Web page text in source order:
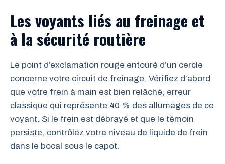
Les voyants liés au freinage et
à la sécurité routière
Le point d’exclamation rouge entouré d’un cercle
concerne votre circuit de freinage. Vérifiez d’abord
que votre frein à main est bien relâché, erreur
classique qui représente 40 % des allumages de ce
voyant. Si le frein est débrayé et que le témoin
persiste, contrôlez votre niveau de liquide de frein
dans le bocal sous le capot.